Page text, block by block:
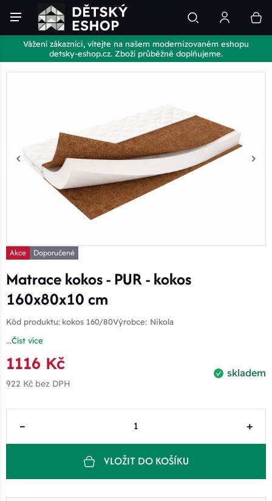
Vážení zákazníci, vítejte na našem modernizovaném eshopu
detsky-eshop.cz. Zboží průběžně doplňujeme.
Akce Doporučené
Matrace kokos - PUR - kokos
160x80x10 cm
Kód produktu: kokos 160/80Výrobce: Nikola
...Číst více
skladem
1116 Kč
922 Kč bez DPH
– +
VLOŽIT DO KOŠÍKU